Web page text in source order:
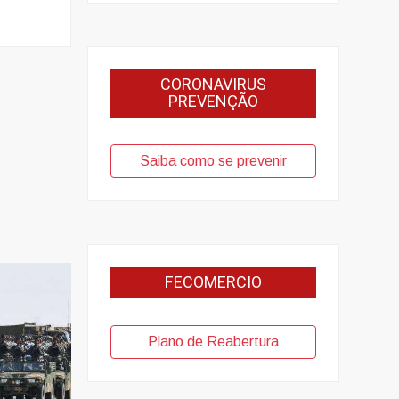
CORONAVIRUS
PREVENÇÃO
Saiba como se prevenir
FECOMERCIO
Plano de Reabertura